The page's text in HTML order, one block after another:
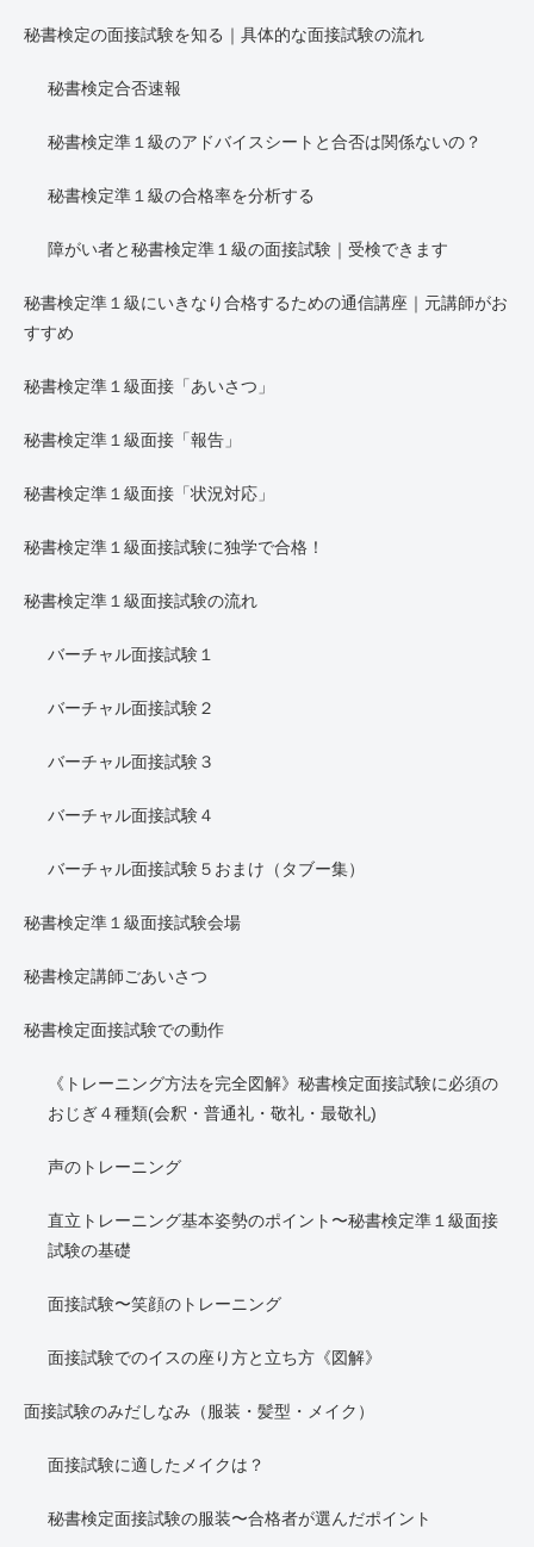
秘書検定の面接試験を知る｜具体的な面接試験の流れ
秘書検定合否速報
秘書検定準１級のアドバイスシートと合否は関係ないの？
秘書検定準１級の合格率を分析する
障がい者と秘書検定準１級の面接試験｜受検できます
秘書検定準１級にいきなり合格するための通信講座｜元講師がお
すすめ
秘書検定準１級面接「あいさつ」
秘書検定準１級面接「報告」
秘書検定準１級面接「状況対応」
秘書検定準１級面接試験に独学で合格！
秘書検定準１級面接試験の流れ
バーチャル面接試験１
バーチャル面接試験２
バーチャル面接試験３
バーチャル面接試験４
バーチャル面接試験５おまけ（タブー集）
秘書検定準１級面接試験会場
秘書検定講師ごあいさつ
秘書検定面接試験での動作
《トレーニング方法を完全図解》秘書検定面接試験に必須の
おじぎ４種類(会釈・普通礼・敬礼・最敬礼)
声のトレーニング
直立トレーニング基本姿勢のポイント〜秘書検定準１級面接
試験の基礎
面接試験〜笑顔のトレーニング
面接試験でのイスの座り方と立ち方《図解》
面接試験のみだしなみ（服装・髪型・メイク）
面接試験に適したメイクは？
秘書検定面接試験の服装〜合格者が選んだポイント